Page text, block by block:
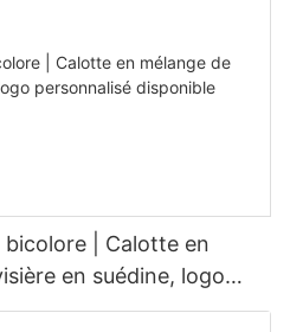
bicolore | Calotte en
en suédine, logo